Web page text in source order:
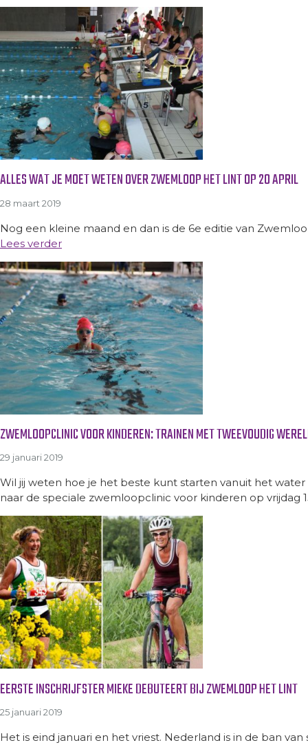
ALLES WAT JE MOET WETEN OVER ZWEMLOOP HET LINT OP 20 APRIL
28 maart 2019
Nog een kleine maand en dan is de 6e editie van
Lees verder
ZWEMLOOPCLINIC VOOR KINDEREN: TRAINEN MET TWEEVOUDIG
29 januari 2019
Wil jij weten hoe je het beste kunt starten vanuit het
naar de speciale zwemloopclinic voor kinderen op
EERSTE INSCHRIJFSTER MIEKE DEBUTEERT BIJ ZWEMLOOP HET LINT
25 januari 2019
Het is eind januari en het vriest. Nederland is in de ban